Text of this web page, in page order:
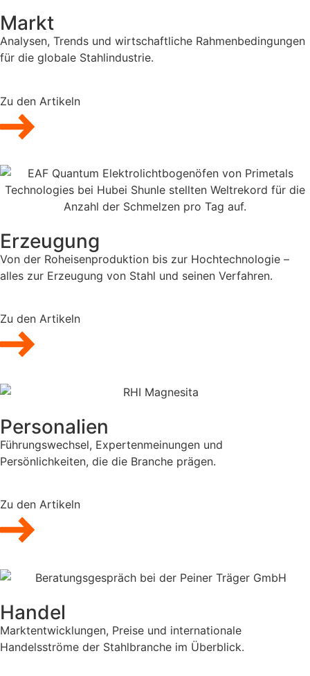
Markt
Analysen, Trends und wirtschaftliche Rahmenbedingungen
für die globale Stahlindustrie.
Zu den Artikeln
Erzeugung
Von der Roheisenproduktion bis zur Hochtechnologie –
alles zur Erzeugung von Stahl und seinen Verfahren.
Zu den Artikeln
Personalien
Führungswechsel, Expertenmeinungen und
Persönlichkeiten, die die Branche prägen.
Zu den Artikeln
Handel
Marktentwicklungen, Preise und internationale
Handelsströme der Stahlbranche im Überblick.